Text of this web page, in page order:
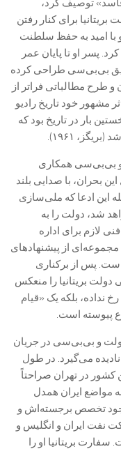
توصیف کرد،
برای کنار رفتن
و با امید به حفظ سلطنت
پسر او تا پایان عمر
بی‌بی‌سی طراحی کرده
طرح مطالباتی فراتر از
مشهور خود تاریخ رادیو
بار در تاریخ بود که
۱۹۶۱).
و بی‌بی‌سی همکاری
بحران، با صدایی بلند
این ادعا که ملی‌سازی
شد، دولت را به
لازم برای اداره
از پیشنهادهای
است. پس از برکناری
بریتانیا را منعکس
نداده، بلکه یک «قیام
پیوسته است.
دولت و بی‌بی‌سی در جریان
می‌گیرد. در طول
کشور در تهران صراحتاً
مواضع ایران همدل
وجود تخصص برجسته‌اش و
نفت ایران و انگلیس و
بریتانیا او را